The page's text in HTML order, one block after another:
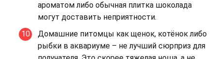
ароматом либо обычная плитка шоколада
могут доставить неприятности.
Домашние питомцы как щенок, котёнок либо
рыбки в аквариуме – не лучший сюрприз для